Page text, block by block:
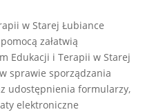
w Starej Łubiance
załatwią
Edukacji i Terapii w Starej
sprawie sporządzania
udostępnienia formularzy,
elektroniczne